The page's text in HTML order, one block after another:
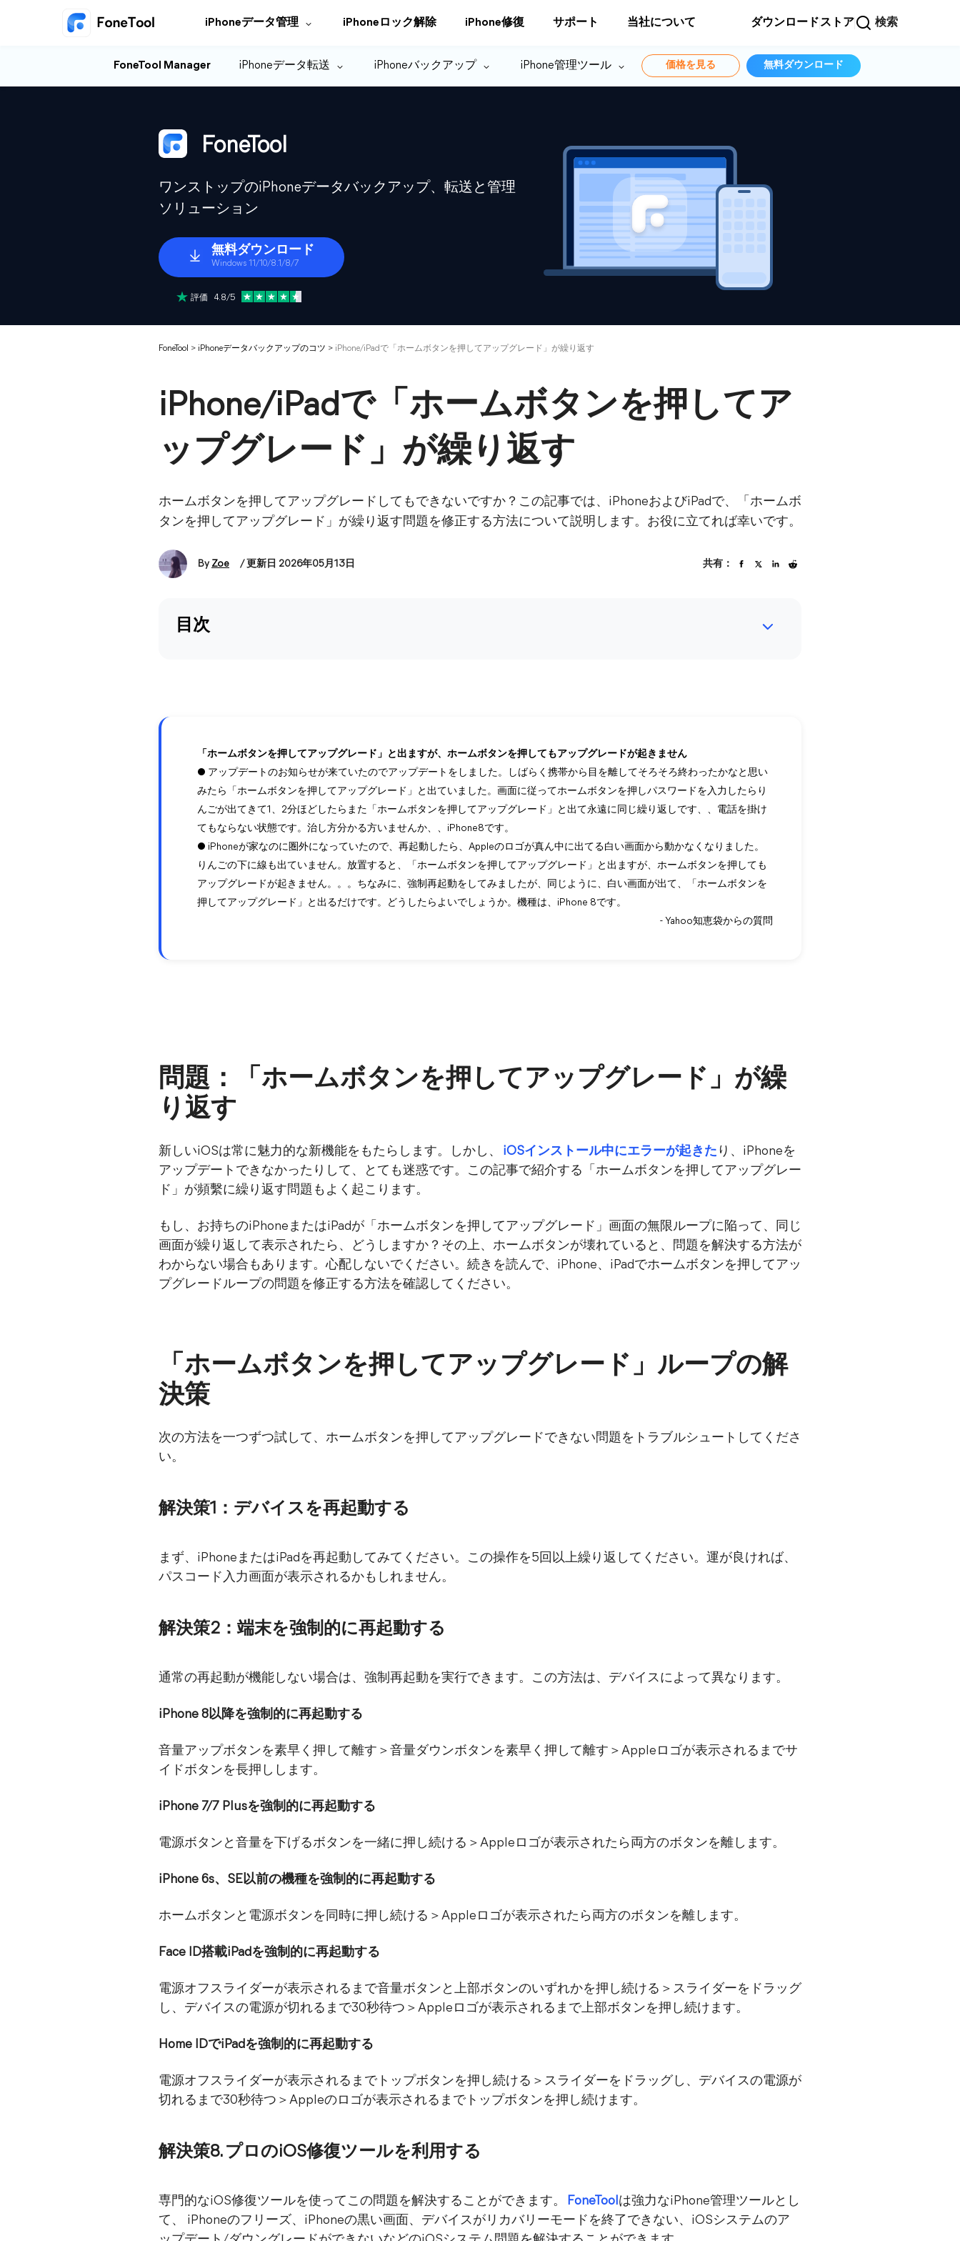
iPhoneデータ管理 iPhoneロック解除 iPhone修復 サポート 当社について ダウンロード ストア 検索
FoneTool Manager iPhoneデータ転送 iPhoneバックアップ iPhone管理ツール 価格を見る 無料ダウンロード
FoneTool
ワンストップのiPhoneデータバックアップ、転送と管理
ソリューション
無料ダウンロード
Windows 11/10/8.1/8/7
評価 4.8/5
FoneTool > iPhoneデータバックアップのコツ > iPhone/iPadで「ホームボタンを押してアップグレード」が繰り返す
iPhone/iPadで「ホームボタンを押してア
ップグレード」が繰り返す
ホームボタンを押してアップグレードしてもできないですか？この記事では、iPhoneおよびiPadで、「ホームボ
タンを押してアップグレード」が繰り返す問題を修正する方法について説明します。お役に立てれば幸いです。
By Zoe / 更新日 2026年05月13日 共有：
目次
「ホームボタンを押してアップグレード」と出ますが、ホームボタンを押してもアップグレードが起きません
● アップデートのお知らせが来ていたのでアップデートをしました。しばらく携帯から目を離してそろそろ終わったかなと思い
みたら「ホームボタンを押してアップグレード」と出ていました。画面に従ってホームボタンを押しパスワードを入力したらり
んごが出てきて1、2分ほどしたらまた「ホームボタンを押してアップグレード」と出て永遠に同じ繰り返しです、、電話を掛け
てもならない状態です。治し方分かる方いませんか、、iPhone8です。
● iPhoneが家なのに圏外になっていたので、再起動したら、Appleのロゴが真ん中に出てる白い画面から動かなくなりました。
りんごの下に線も出ていません。放置すると、「ホームボタンを押してアップグレード」と出ますが、ホームボタンを押しても
アップグレードが起きません。。。ちなみに、強制再起動をしてみましたが、同じように、白い画面が出て、「ホームボタンを
押してアップグレード」と出るだけです。どうしたらよいでしょうか。機種は、iPhone 8です。
- Yahoo知恵袋からの質問
問題：「ホームボタンを押してアップグレード」が繰
り返す
新しいiOSは常に魅力的な新機能をもたらします。しかし、 iOSインストール中にエラーが起きた り、iPhoneを
アップデートできなかったりして、とても迷惑です。この記事で紹介する「ホームボタンを押してアップグレー
ド」が頻繫に繰り返す問題もよく起こります。
もし、お持ちのiPhoneまたはiPadが「ホームボタンを押してアップグレード」画面の無限ループに陥って、同じ
画面が繰り返して表示されたら、どうしますか？その上、ホームボタンが壊れていると、問題を解決する方法が
わからない場合もあります。心配しないでください。続きを読んで、iPhone、iPadでホームボタンを押してアッ
プグレードループの問題を修正する方法を確認してください。
「ホームボタンを押してアップグレード」ループの解
決策
次の方法を一つずつ試して、ホームボタンを押してアップグレードできない問題をトラブルシュートしてくださ
い。
解決策1：デバイスを再起動する
まず、iPhoneまたはiPadを再起動してみてください。この操作を5回以上繰り返してください。運が良ければ、
パスコード入力画面が表示されるかもしれません。
解決策2：端末を強制的に再起動する
通常の再起動が機能しない場合は、強制再起動を実行できます。この方法は、デバイスによって異なります。
iPhone 8以降を強制的に再起動する
音量アップボタンを素早く押して離す＞音量ダウンボタンを素早く押して離す＞Appleロゴが表示されるまでサ
イドボタンを長押しします。
iPhone 7/7 Plusを強制的に再起動する
電源ボタンと音量を下げるボタンを一緒に押し続ける＞Appleロゴが表示されたら両方のボタンを離します。
iPhone 6s、SE以前の機種を強制的に再起動する
ホームボタンと電源ボタンを同時に押し続ける＞Appleロゴが表示されたら両方のボタンを離します。
Face ID搭載iPadを強制的に再起動する
電源オフスライダーが表示されるまで音量ボタンと上部ボタンのいずれかを押し続ける＞スライダーをドラッグ
し、デバイスの電源が切れるまで30秒待つ＞Appleロゴが表示されるまで上部ボタンを押し続けます。
Home IDでiPadを強制的に再起動する
電源オフスライダーが表示されるまでトップボタンを押し続ける＞スライダーをドラッグし、デバイスの電源が
切れるまで30秒待つ＞Appleのロゴが表示されるまでトップボタンを押し続けます。
解決策8. プロのiOS修復ツールを利用する
専門的なiOS修復ツールを使ってこの問題を解決することができます。 FoneToolは強力なiPhone管理ツールとし
て、 iPhoneのフリーズ、iPhoneの黒い画面、デバイスがリカバリーモードを終了できない、iOSシステムのア